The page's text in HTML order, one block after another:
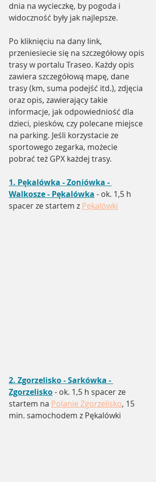
dnia na wycieczkę, by pogoda i
widoczność były jak najlepsze.
Po kliknięciu na dany link,
przeniesiecie się na szczegółowy opis
trasy w portalu Traseo. Każdy opis
zawiera szczegółową mapę, dane
trasy (km, suma podejść itd.), zdjęcia
oraz opis, zawierający takie
informacje, jak odpowiedniość dla
dzieci, piesków, czy polecane miejsce
na parking. Jeśli korzystacie ze
sportowego zegarka, możecie
pobrać też GPX każdej trasy.
1. Pękalówka - Zoniówka -
Walkosze - Pękalówka - ok. 1,5 h
spacer ze startem z Pękalówki
2. Zgorzelisko - Sarkówka -
Zgorzelisko - ok. 1,5 h spacer ze
startem na Polanie Zgorzelisko, 15
min. samochodem z Pękalówki